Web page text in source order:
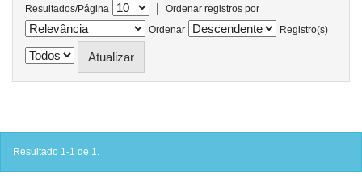
Resultados/Página |
Ordenar registros por
Ordenar
Registro(s)
Resultado 1-1 de 1.